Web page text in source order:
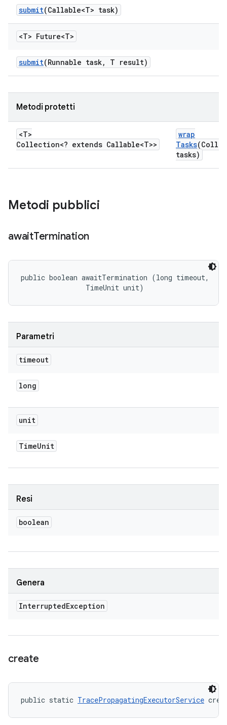
submit(Callable<T> task)
<T> Future<T>
submit(Runnable task, T result)
Metodi protetti
<T>
Collection<? extends Callable<T>>
wrap
Tasks
tasks)
Metodi pubblici
awaitTermination
public boolean awaitTermination (long timeout,
                TimeUnit unit)
Parametri
timeout
long
unit
TimeUnit
Resi
boolean
Genera
InterruptedException
create
public static TracePropagatingExecutorService